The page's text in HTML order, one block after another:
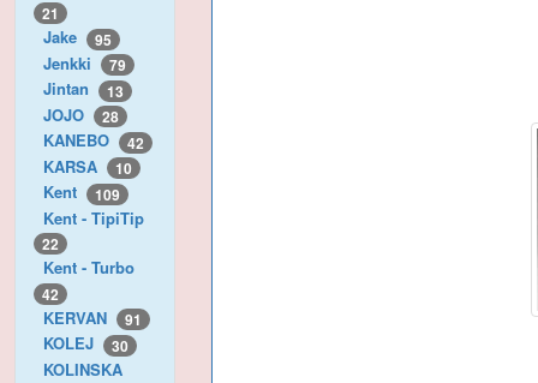
21
Jake 95
Jenkki 79
Jintan 13
JOJO 28
KANEBO 42
KARSA 10
Kent 109
Kent - TipiTip
22
Kent - Turbo
42
KERVAN 91
KOLEJ 30
KOLINSKA